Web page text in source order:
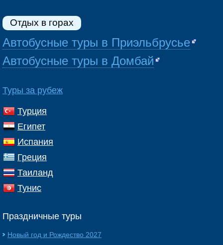
Отдых в горах
Автобусные туры в Приэльбрусье
Автобусные туры в Домбай
Туры за рубеж
Турция
Египет
Испания
Греция
Таиланд
Тунис
Праздничные туры
Новый год и Рождество 2027